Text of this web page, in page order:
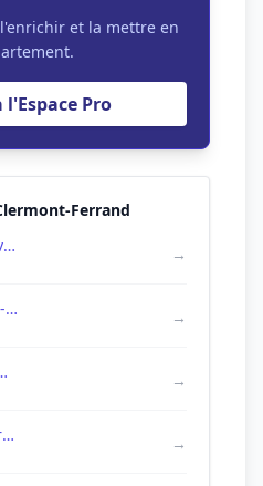
et la mettre en
l'Espace Pro
Ferrand
EM Couverture - couvreur-zingueur-clermont-ferrand
→
Clermont Couverture-couvreur-zingueur-clermont-ferrand →
Couverture et Maçonnerie. →
ATTILA Clermont-Ferrand →